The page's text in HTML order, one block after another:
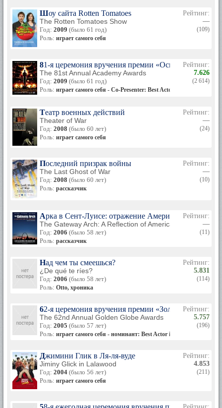
Шоу сайта Rotten Tomatoes
The Rotten Tomatoes Show
Год: 2009 (было 61 год)
Роль: играет самого себя
Рейтинг:
—
(109)
81-я церемония вручения премии «Оскар»
The 81st Annual Academy Awards
Год: 2009 (было 61 год)
Роль: играет самого себя - Co-Presenter: Best Actor in a Supporting
Рейтинг:
7.626
(2 614)
Театр военных действий
Theater of War
Год: 2008 (было 60 лет)
Роль: играет самого себя
Рейтинг:
—
(24)
Последний призрак войны
The Last Ghost of War
Год: 2008 (было 60 лет)
Роль: рассказчик
Рейтинг:
—
(10)
Арка в Сент-Луисе: отражение Америки
The Gateway Arch: A Reflection of America
Год: 2006 (было 58 лет)
Роль: рассказчик
Рейтинг:
—
(11)
Над чем ты смеешься?
¿De qué te ríes?
Год: 2006 (было 58 лет)
Роль: Otto, хроника
Рейтинг:
5.831
(114)
62-я церемония вручения премии «Золотой глобус»
The 62nd Annual Golden Globe Awards
Год: 2005 (было 57 лет)
Роль: играет самого себя - номинант: Best Actor in a Motion Picture
Рейтинг:
5.757
(196)
Джимини Глик в Ля-ля-вуде
Jiminy Glick in Lalawood
Год: 2004 (было 56 лет)
Роль: играет самого себя
Рейтинг:
4.853
(211)